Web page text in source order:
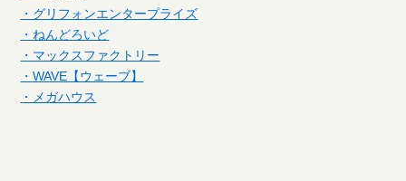
・グリフォンエンタープライズ
・ねんどろいど
・マックスファクトリー
・WAVE【ウェーブ】
・メガハウス